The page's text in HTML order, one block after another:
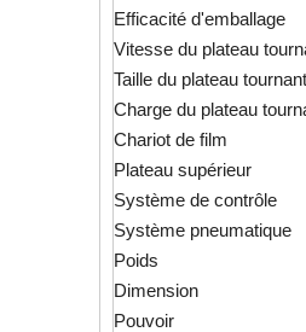
Efficacité d'emballage
Vitesse du plateau
Taille du plateau tournant
Charge du plateau
Chariot de film
Plateau supérieur
Système de contrôle
Système pneumatique
Poids
Dimension
Pouvoir